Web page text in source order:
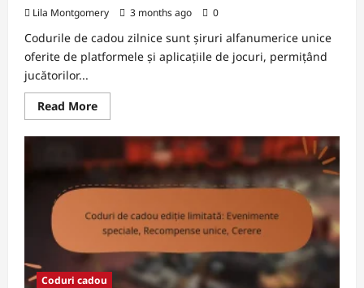
Lila Montgomery 3 months ago 0
Codurile de cadou zilnice sunt șiruri alfanumerice unice
oferite de platformele și aplicațiile de jocuri, permițând
jucătorilor...
Read MoreRead
more
Coduri
cadou
zilnice:
Unde
găsești,
Procesul
de
revendicare,
Frecvență
Coduri cadou